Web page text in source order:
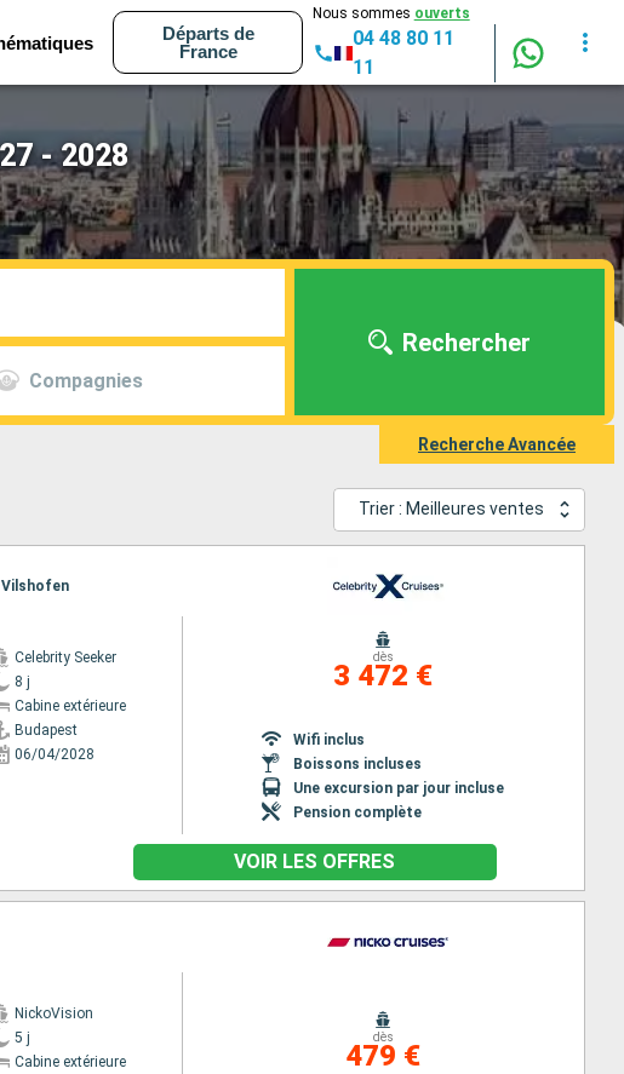
Départs de
France
Nous sommes ouverts
04 48 80 11
11
- 2028
Compagnies
Rechercher
Recherche Avancée
Trier : Meilleures ventes
Vilshofen
Celebrity Seeker
8 j
Cabine extérieure
Budapest
06/04/2028
dès
3 472 €
Wifi inclus
Boissons incluses
Une excursion par jour incluse
Pension complète
VOIR LES OFFRES
NickoVision
5 j
Cabine extérieure
dès
479 €